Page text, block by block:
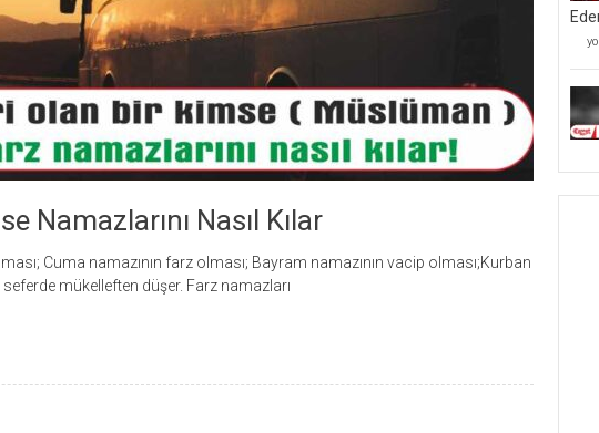
Namazlarını Nasıl Kılar
Cuma namazının farz olması; Bayram namazının vacip olması;Kurban
mükelleften düşer. Farz namazları
Ve